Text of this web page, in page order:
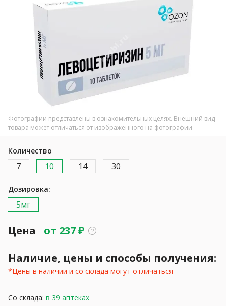
Фотографии представлены в ознакомительных целях. Внешний вид
товара может отличаться от изображенного на фотографии
Количество
7 10 14 30
Дозировка:
5мг
Цена от 237₽
Наличие, цены и способы получения:
*Цены в наличии и со склада могут отличаться
Со склада: в 39 аптеках